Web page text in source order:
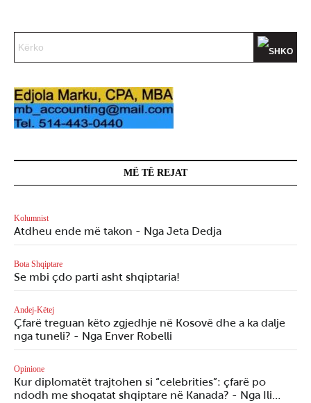
MË TË REJAT
Kolumnist
Atdheu ende më takon - Nga Jeta Dedja
Bota Shqiptare
Se mbi çdo parti asht shqiptaria!
Andej-Këtej
Çfarë treguan këto zgjedhje në Kosovë dhe a ka dalje
nga tuneli? - Nga Enver Robelli
Opinione
Kur diplomatët trajtohen si “celebrities”: çfarë po
ndodh me shoqatat shqiptare në Kanada? - Nga Ili…